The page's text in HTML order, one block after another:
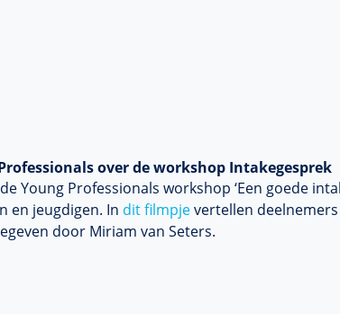
over de workshop Intakegesprek
Young Professionals workshop ‘Een goede
en jeugdigen. In dit filmpjevertellen
door Miriam van Seters.